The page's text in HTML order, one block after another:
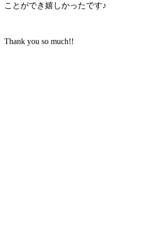
ことができ嬉しかったです♪
Thank you so much!!